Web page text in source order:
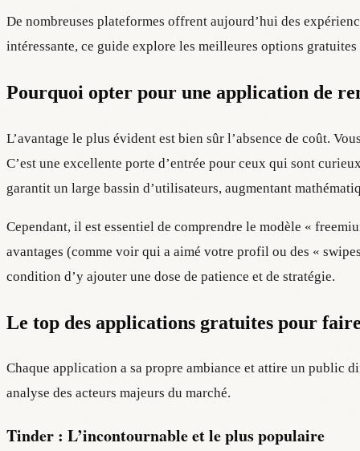
De nombreuses plateformes offrent aujourd’hui des
intéressante, ce guide explore les meilleures options
Pourquoi opter pour une application de
L’avantage le plus évident est bien sûr l’absence de coût.
C’est une excellente porte d’entrée pour ceux qui sont
garantit un large bassin d’utilisateurs, augmentant
Cependant, il est essentiel de comprendre le modèle «
avantages (comme voir qui a aimé votre profil ou des «
condition d’y ajouter une dose de patience et de stratégie.
Le top des applications gratuites pour
Chaque application a sa propre ambiance et attire un public
analyse des acteurs majeurs du marché.
Tinder : L’incontournable et le plus populaire